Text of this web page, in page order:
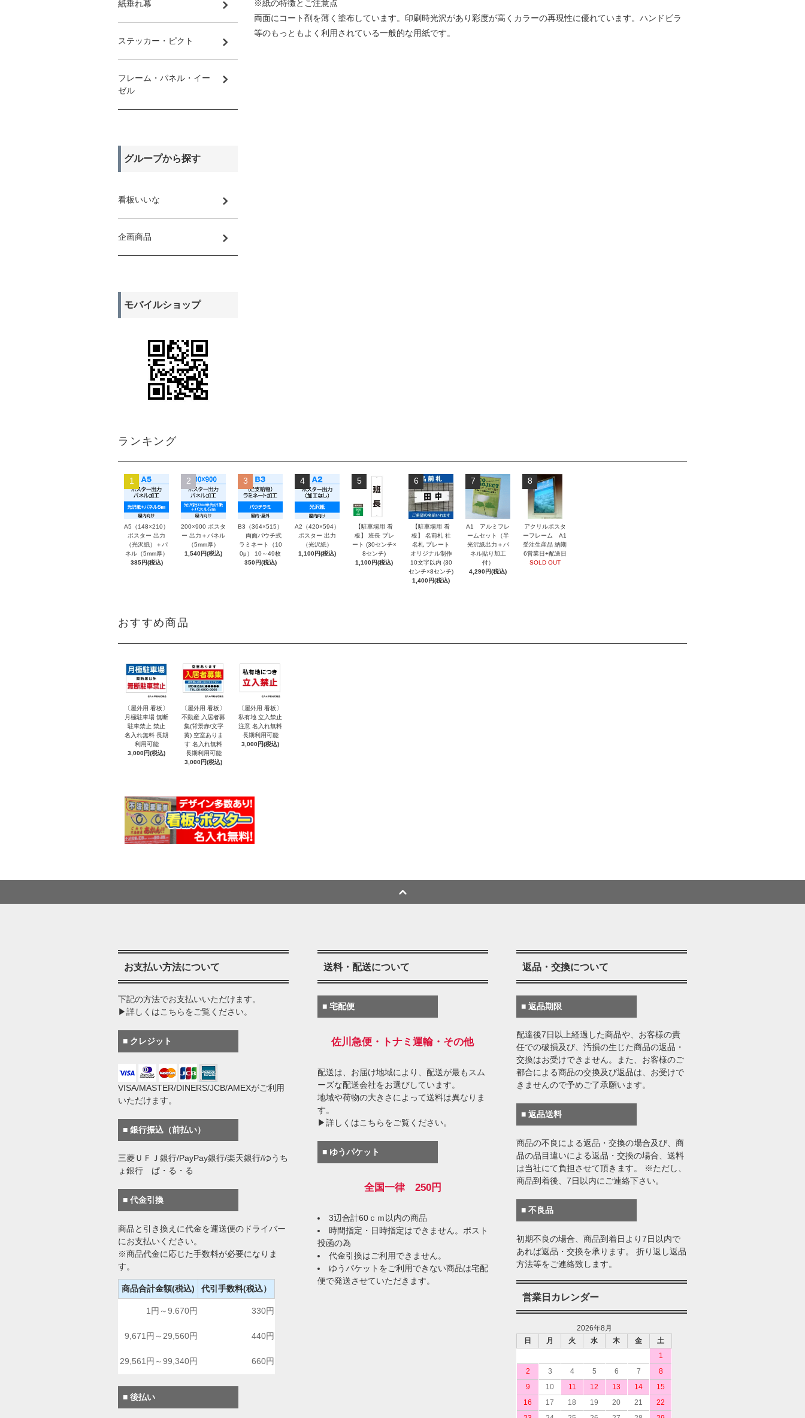
※紙の特徴とご注意点
両面にコート剤を薄く塗布しています。印刷時光沢があり彩度が高くカラーの再現性に優れています。ハンドビラ
等のもっともよく利用されている一般的な用紙です。
紙垂れ幕
ステッカー・ピクト
フレーム・パネル・イー
ゼル
グループから探す
看板いいな
企画商品
モバイルショップ
ランキング
1
A5（148×210）
ポスター 出力
（光沢紙）＋パ
ネル（5mm厚）
385円(税込)
2
200×900 ポスタ
ー 出力＋パネル
（5mm厚）
1,540円(税込)
3
B3（364×515）
両面パウチ式
ラミネート（10
0μ） 10～49枚
350円(税込)
4
A2（420×594）
ポスター 出力
（光沢紙）
1,100円(税込)
5
【駐車場用 看
板】 班長 プレ
ート (30センチ×
8センチ)
1,100円(税込)
6
【駐車場用 看
板】 名前札 社
名札 プレート
オリジナル制作
10文字以内 (30
センチ×8センチ)
1,400円(税込)
7
A1 アルミフレ
ームセット（半
光沢紙出力＋パ
ネル貼り加工
付）
4,290円(税込)
8
アクリルポスタ
ーフレーム A1
受注生産品 納期
6営業日+配送日
SOLD OUT
おすすめ商品
〔屋外用 看板〕
月極駐車場 無断
駐車禁止 禁止
名入れ無料 長期
利用可能
3,000円(税込)
〔屋外用 看板〕
不動産 入居者募
集(背景赤/文字
黄) 空室ありま
す 名入れ無料
長期利用可能
3,000円(税込)
〔屋外用 看板〕
私有地 立入禁止
注意 名入れ無料
長期利用可能
3,000円(税込)
お支払い方法について
下記の方法でお支払いいただけます。
▶詳しくはこちらをご覧ください。
■ クレジット
VISA/MASTER/DINERS/JCB/AMEXがご利用
いただけます。
■ 銀行振込（前払い）
三菱ＵＦＪ銀行/PayPay銀行/楽天銀行/ゆうち
ょ銀行 ぱ・る・る
■ 代金引換
商品と引き換えに代金を運送便のドライバー
にお支払いください。
※商品代金に応じた手数料が必要になりま
す。
商品合計金額(税込) 代引手数料(税込）
1円～9.670円 330円
9,671円～29,560円 440円
29,561円～99,340円 660円
■ 後払い
送料・配送について
■ 宅配便
佐川急便・トナミ運輸・その他
配送は、お届け地域により、配送が最もスム
ーズな配送会社をお選びしています。
地域や荷物の大きさによって送料は異なりま
す。
▶詳しくはこちらをご覧ください。
■ ゆうパケット
全国一律 250円
3辺合計60ｃｍ以内の商品
時間指定・日時指定はできません。ポスト
投函の為
代金引換はご利用できません。
ゆうパケットをご利用できない商品は宅配
便で発送させていただきます。
返品・交換について
■ 返品期限
配達後7日以上経過した商品や、お客様の責
任での破損及び、汚損の生じた商品の返品・
交換はお受けできません。また、お客様のご
都合による商品の交換及び返品は、お受けで
きませんので予めご了承願います。
■ 返品送料
商品の不良による返品・交換の場合及び、商
品の品目違いによる返品・交換の場合、送料
は当社にて負担させて頂きます。 ※ただし、
商品到着後、7日以内にご連絡下さい。
■ 不良品
初期不良の場合、商品到着日より7日以内で
あれば返品・交換を承ります。 折り返し返品
方法等をご連絡致します。
営業日カレンダー
2026年8月
日
月 火 水 木 金
土
1
2
3 4 5 6 7
8
9
10 11 12 13 14
15
16
17 18 19 20 21
22